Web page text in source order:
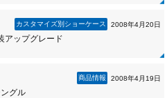
カスタマイズ別ショーケース 2008年4月20日
アップグレード
商品情報 2008年4月19日
グル